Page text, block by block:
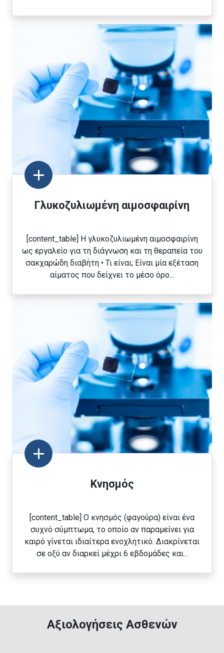
Γλυκοζυλιωμένη αιμοσφαιρίνη
[content_table] Η γλυκοζυλιωμένη αιμοσφαιρίνη
ως εργαλείο για τη διάγνωση και τη θεραπεία του
σακχαρώδη διαβήτη • Τι είναι; Είναι μία εξέταση
αίματος που δείχνει το μέσο όρο...
Κνησμός
[content_table] Ο κνησμός (φαγούρα) είναι ένα
συχνό σύμπτωμα, το οποίο αν παραμείνει για
καιρό γίνεται ιδιαίτερα ενοχλητικό. Διακρίνεται
σε οξύ αν διαρκεί μέχρι 6 εβδομάδες και...
Αξιολογήσεις Ασθενών